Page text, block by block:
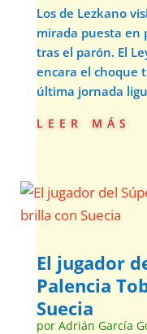
Los de Lezkano
mirada puesta en
tras el parón. El
encara el choque
última jornada
leer más
El jugador
Palencia
Suecia
por Adrián García